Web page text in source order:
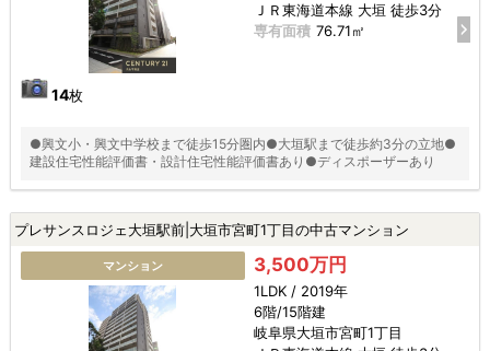
14枚
ＪＲ東海道本線 大垣 徒歩3分
専有面積 76.71㎡
●興文小・興文中学校まで徒歩15分圏内●大垣駅まで徒歩約3分の立地●
建設住宅性能評価書・設計住宅性能評価書あり●ディスポーザーあり
プレサンスロジェ大垣駅前|大垣市宮町1丁目の中古マンション
マンション 3,500万円
1LDK / 2019年
6階/15階建
岐阜県大垣市宮町1丁目